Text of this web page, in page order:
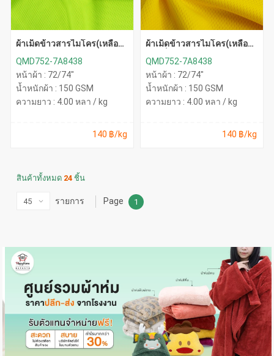
ผ้าเม็ดข้าวสารไมโคร(เหลือง
QMD752-7A8438
หน้าผ้า : 72/74"
น้ำหนักผ้า : 150 GSM
ความยาว : 4.00 หลา / kg
140 ฿/kg
ผ้าเม็ดข้าวสารไมโคร(เหลือง
QMD752-7A8438
หน้าผ้า : 72/74"
น้ำหนักผ้า : 150 GSM
ความยาว : 4.00 หลา / kg
140 ฿/kg
สินค้าทั้งหมด 24 ชิ้น
รายการ Page 1